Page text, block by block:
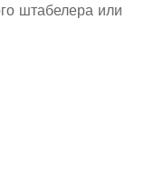
штабелера или